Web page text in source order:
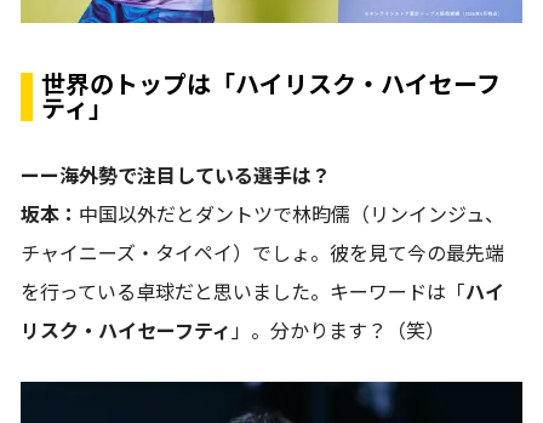
世界のトップは「ハイリスク・ハイセーフ
ティ」
ーー海外勢で注目している選手は？
坂本： 中国以外だとダントツで林昀儒（リンインジュ、
チャイニーズ・タイペイ）でしょ。彼を見て今の最先端
を行っている卓球だと思いました。キーワードは「ハイ
リスク・ハイセーフティ 」。分かります？（笑）